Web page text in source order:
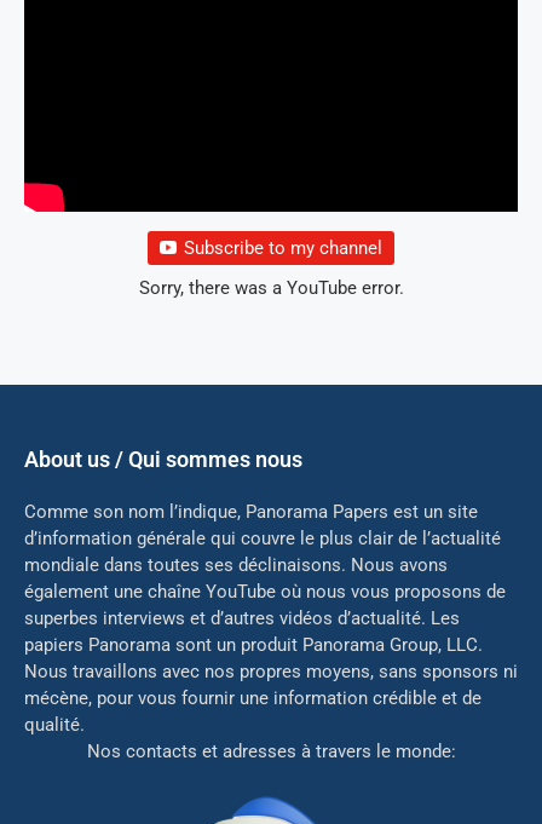
Subscribe to my channel
Sorry, there was a YouTube error.
About us / Qui sommes nous
Comme son nom l’indique, Panorama Papers est un site
d’information générale qui couvre le plus clair de l’actualité
mondiale dans toutes ses déclinaisons. Nous avons
également une chaîne YouTube où nous vous proposons de
superbes interviews et d’autres vidéos d’actualité. Les
papiers Panorama sont un produit Panorama Group, LLC.
Nous travaillons avec nos propres moyens, sans sponsors ni
mécène, pour vous fournir une information crédible et de
qualité.
Nos contacts et adresses à travers le monde: